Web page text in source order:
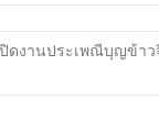
ดงานประเพณีบุญข้าว